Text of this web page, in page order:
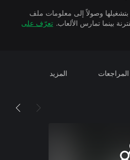
بتشغيلها وصولاً إلى معلومات ملف
تعرّف على
المراجعات المزيد